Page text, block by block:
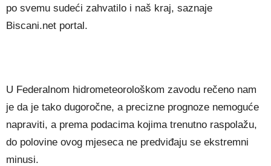
po svemu sudeći zahvatilo i naš kraj, saznaje
Biscani.net portal.
U Federalnom hidrometeorološkom zavodu rečeno nam
je da je tako dugoročne, a precizne prognoze nemoguće
napraviti, a prema podacima kojima trenutno raspolažu,
do polovine ovog mjeseca ne predviđaju se ekstremni
minusi.